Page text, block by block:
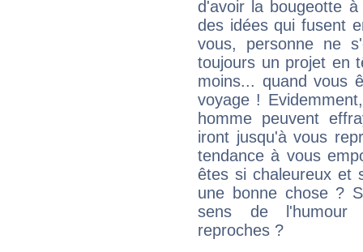
d'avoir la bougeotte
des idées qui fusent
vous, personne ne
toujours un projet en
moins... quand vous
voyage !
homme peuvent
iront jusqu'à vous
tendance à vous
êtes si chaleureux et
une bonne chose ?
sens de l'humour
reproches ?